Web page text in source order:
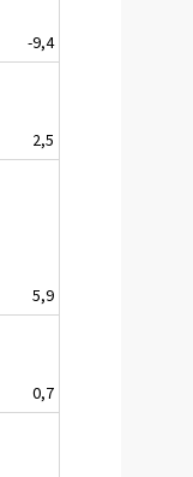
-9,4
2,5
5,9
0,7